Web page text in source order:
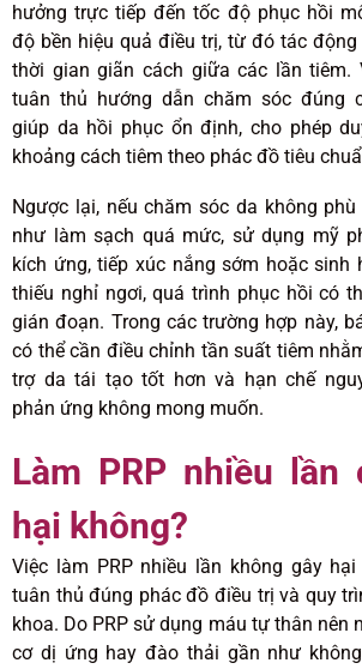
hưởng trực tiếp đến tốc độ phục hồi
độ bền hiệu quả điều trị, từ đó tác động
thời gian giãn cách giữa các lần tiêm.
tuân thủ hướng dẫn chăm sóc đúng
giúp da hồi phục ổn định, cho phép
khoảng cách tiêm theo phác đồ tiêu
Ngược lại, nếu chăm sóc da không phù
như làm sạch quá mức, sử dụng mỹ
kích ứng, tiếp xúc nắng sớm hoặc sinh
thiếu nghỉ ngơi, quá trình phục hồi có
gián đoạn. Trong các trường hợp này,
có thể cần điều chỉnh tần suất tiêm
trợ da tái tạo tốt hơn và hạn chế
phản ứng không mong muốn.
Làm PRP nhiều lần
hại không?
Việc làm PRP nhiều lần không gây hại
tuân thủ đúng phác đồ điều trị và quy
khoa. Do PRP sử dụng máu tự thân nên
cơ dị ứng hay đào thải gần như